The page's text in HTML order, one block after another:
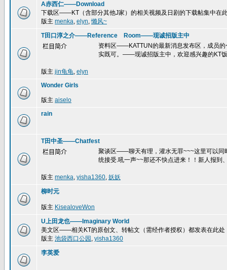
A赤西仁——Download
下载区——KT（含部分其他J家）的相关视频及日剧的下载帖集中在
版主 menka, elyn,懒风~
T田口淳之介——Reference Room——现诚招版主中
栏目简介
资料区——KATTUN的最新消息发布区，成员的
实既可。——现诚招版主中，欢迎感兴趣的KT
版主 jin龟龟, elyn
Wonder Girls
版主 aiselo
rain
T田中圣——Chatfest
栏目简介
聚谈区——聊天有理，灌水无罪~~~这里可以同
统接受.吼一声~~那还不快点进来！！新人报到
版主 menka, yisha1360, 妖妖
柳时元
版主 KisealoveWon
U上田龙也——Imaginary World
美文区——相关KT的原创文、转帖文（需经作者授权）都发表在此
版主 池袋西口公园 , yisha1360
李英爱